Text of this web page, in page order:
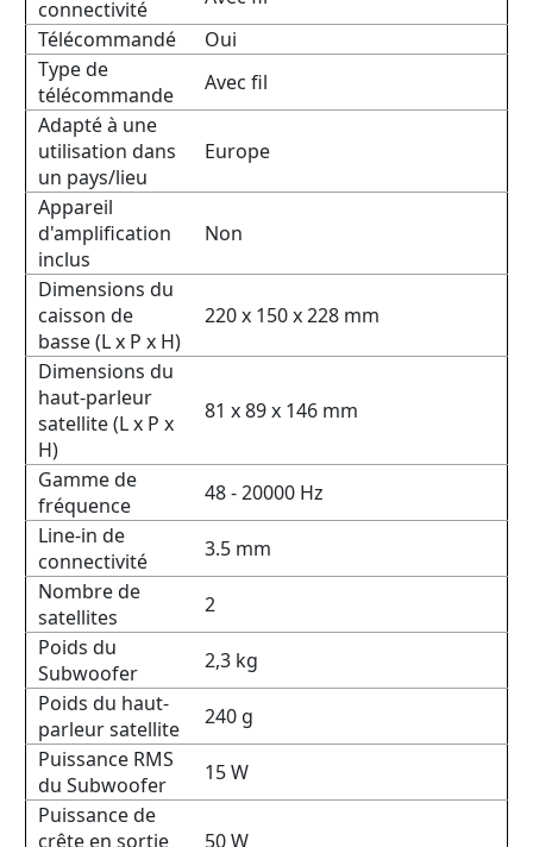
connectivité
Télécommandé
Oui
Type de
télécommande
Avec fil
Adapté à une
utilisation dans
un pays/lieu
Europe
Appareil
d'amplification
inclus
Non
Dimensions du
caisson de
basse (L x P x H)
220 x 150 x 228 mm
Dimensions du
haut-parleur
satellite (L x P x
H)
81 x 89 x 146 mm
Gamme de
fréquence
48 - 20000 Hz
Line-in de
connectivité
3.5 mm
Nombre de
satellites
2
Poids du
Subwoofer
2,3 kg
Poids du haut-
parleur satellite
240 g
Puissance RMS
du Subwoofer
15 W
Puissance de
crête en sortie
50 W